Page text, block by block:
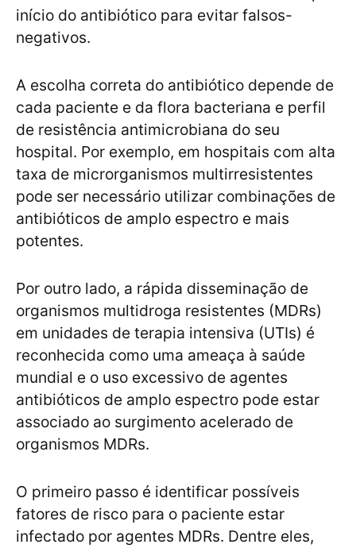
início do antibiótico para evitar falsos-
negativos.
A escolha correta do antibiótico depende de
cada paciente e da flora bacteriana e perfil
de resistência antimicrobiana do seu
hospital. Por exemplo, em hospitais com alta
taxa de microrganismos multirresistentes
pode ser necessário utilizar combinações de
antibióticos de amplo espectro e mais
potentes.
Por outro lado, a rápida disseminação de
organismos multidroga resistentes (MDRs)
em unidades de terapia intensiva (UTIs) é
reconhecida como uma ameaça à saúde
mundial e o uso excessivo de agentes
antibióticos de amplo espectro pode estar
associado ao surgimento acelerado de
organismos MDRs.
O primeiro passo é identificar possíveis
fatores de risco para o paciente estar
infectado por agentes MDRs. Dentre eles,